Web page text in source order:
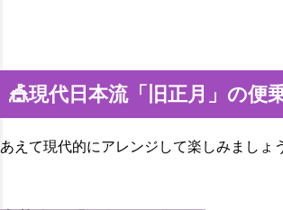
🎪現代日本流「旧正月」の便
あえて現代的にアレンジして楽しみましょ